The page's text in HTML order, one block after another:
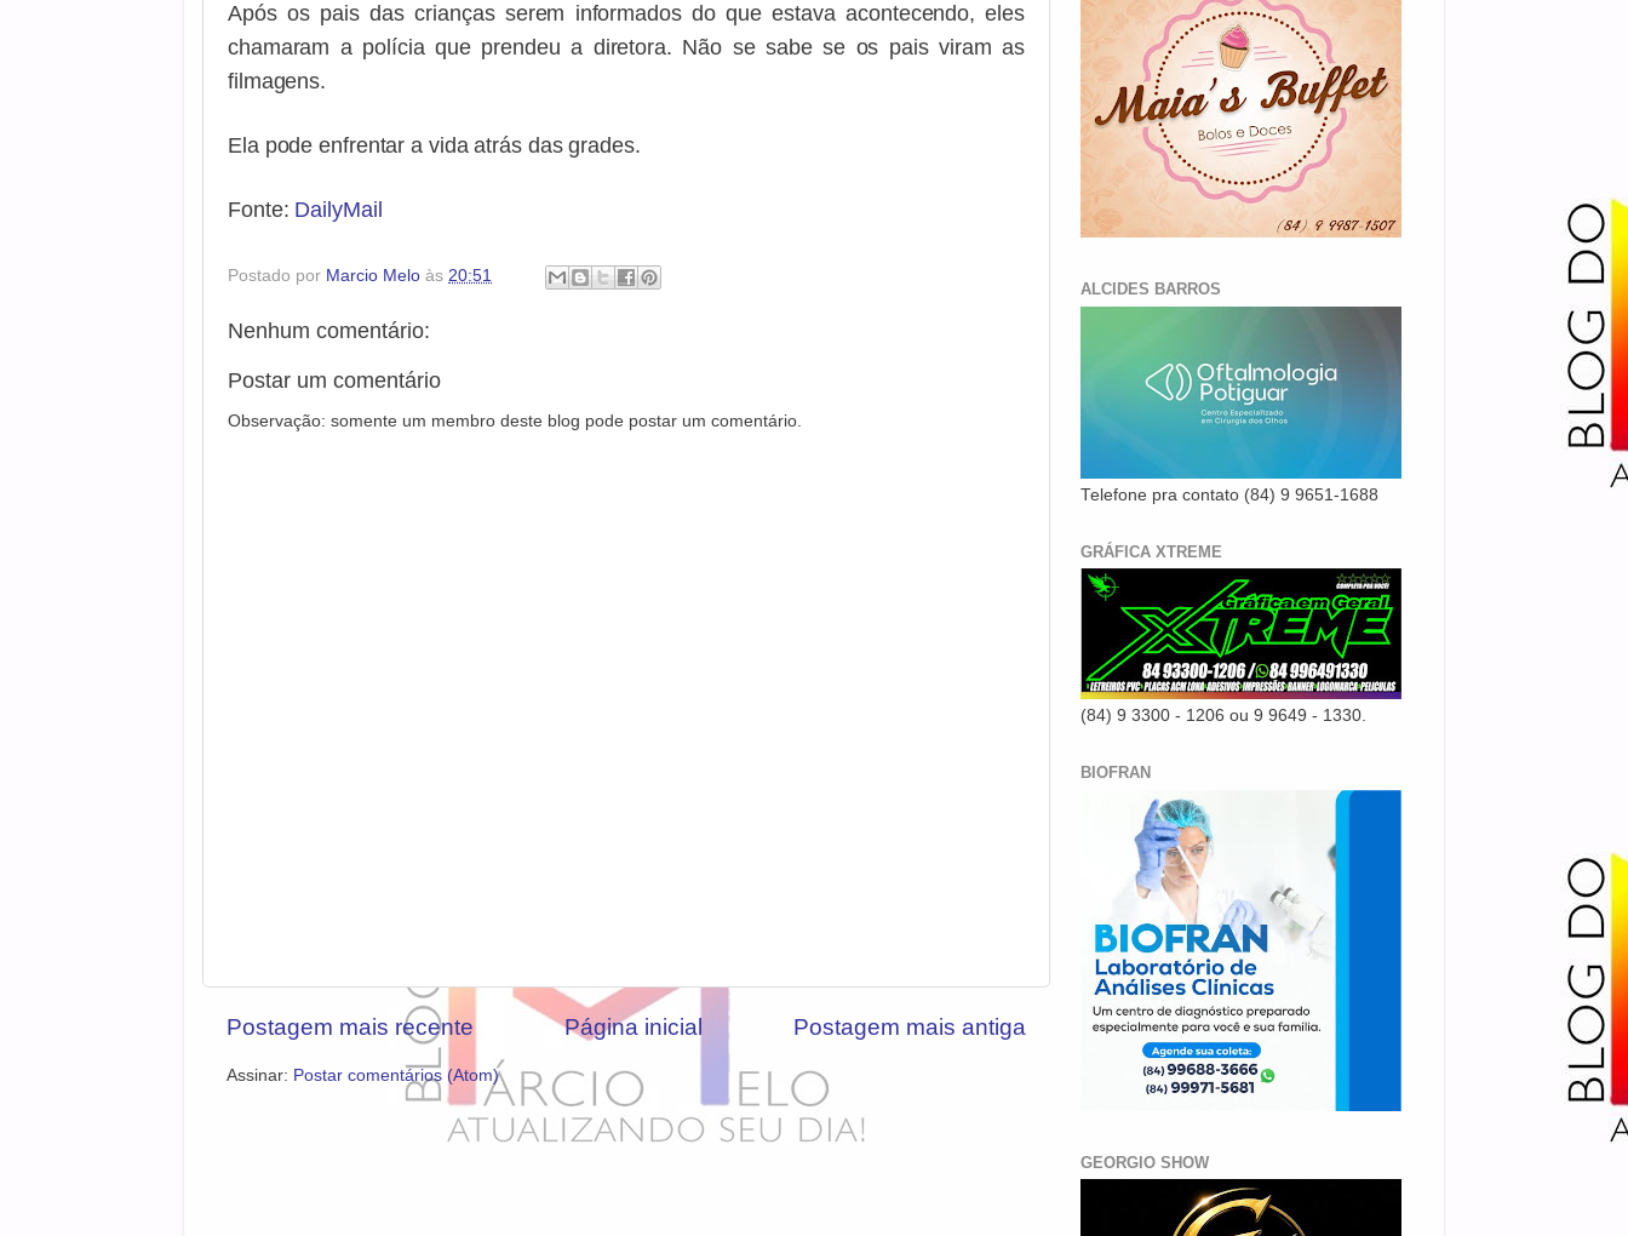
Após os pais das crianças serem informados do que estava acontecendo, eles
chamaram a polícia que prendeu a diretora. Não se sabe se os pais viram as
filmagens.
Ela pode enfrentar a vida atrás das grades.
Fonte: DailyMail
Postado por Marcio Melo às 20:51
Nenhum comentário:
Postar um comentário
Observação: somente um membro deste blog pode postar um comentário.
Postagem mais recente Postagem mais antiga
Página inicial
Assinar: Postar comentários (Atom)
ALCIDES BARROS
Telefone pra contato (84) 9 9651-1688
GRÁFICA XTREME
(84) 9 3300 - 1206 ou 9 9649 - 1330.
BIOFRAN
GEORGIO SHOW